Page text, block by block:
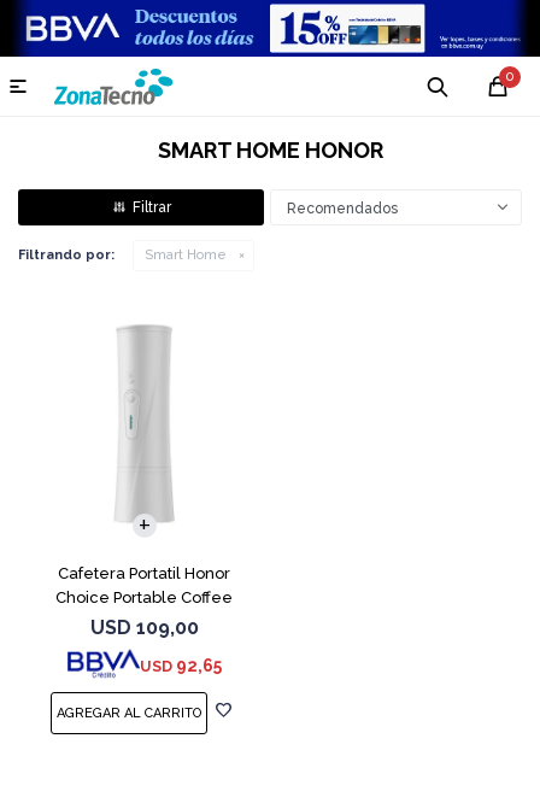
0

SMART HOME HONOR
Recomendados
Filtrando por: Smart Home
Cafetera Portatil Honor
Choice Portable Coffee
Machine White
USD 109,00
USD 92,65